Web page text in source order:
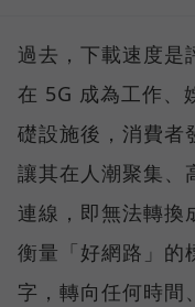
過去，下載速度是
在 5G 成為工作、
礎設施後，消費者
讓其在人潮聚集、
連線，即無法轉換
衡量「好網路」的
字，轉向任何時間